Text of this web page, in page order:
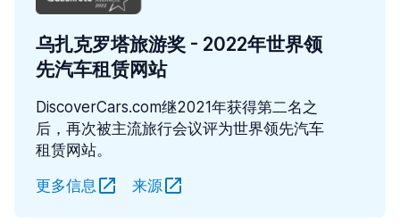
乌扎克罗塔旅游奖 - 2022年世界领
先汽车租赁网站
DiscoverCars.com继2021年获得第二名之
后，再次被主流旅行会议评为世界领先汽车
租赁网站。
更多信息
来源